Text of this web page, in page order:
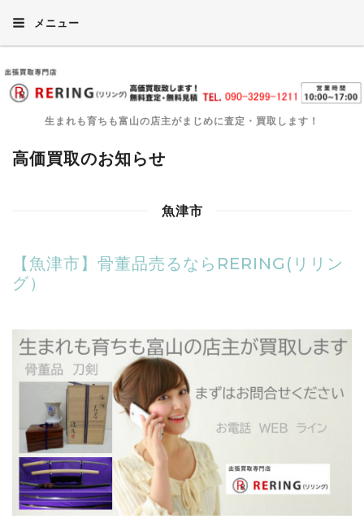
メニュー
生まれも育ちも富山の店主がまじめに査定・買取します！
高価買取のお知らせ
魚津市
【魚津市】骨董品売るならRERING(リリン
グ）